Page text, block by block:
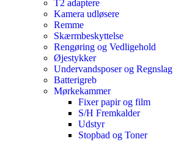
T2 adaptere
Kamera udløsere
Remme
Skærmbeskyttelse
Rengøring og Vedligehold
Øjestykker
Undervandsposer og Regnslag
Batterigreb
Mørkekammer
Fixer papir og film
S/H Fremkalder
Udstyr
Stopbad og Toner